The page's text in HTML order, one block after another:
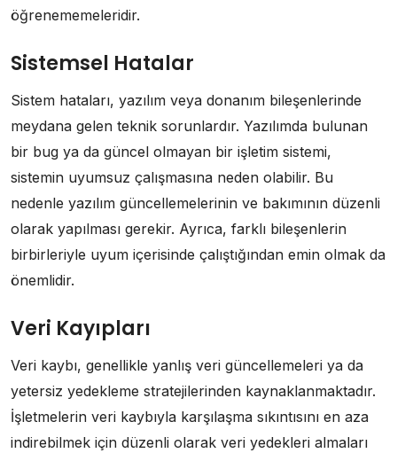
öğrenememeleridir.
Sistemsel Hatalar
Sistem hataları, yazılım veya donanım bileşenlerinde
meydana gelen teknik sorunlardır. Yazılımda bulunan
bir bug ya da güncel olmayan bir işletim sistemi,
sistemin uyumsuz çalışmasına neden olabilir. Bu
nedenle yazılım güncellemelerinin ve bakımının düzenli
olarak yapılması gerekir. Ayrıca, farklı bileşenlerin
birbirleriyle uyum içerisinde çalıştığından emin olmak da
önemlidir.
Veri Kayıpları
Veri kaybı, genellikle yanlış veri güncellemeleri ya da
yetersiz yedekleme stratejilerinden kaynaklanmaktadır.
İşletmelerin veri kaybıyla karşılaşma sıkıntısını en aza
indirebilmek için düzenli olarak veri yedekleri almaları